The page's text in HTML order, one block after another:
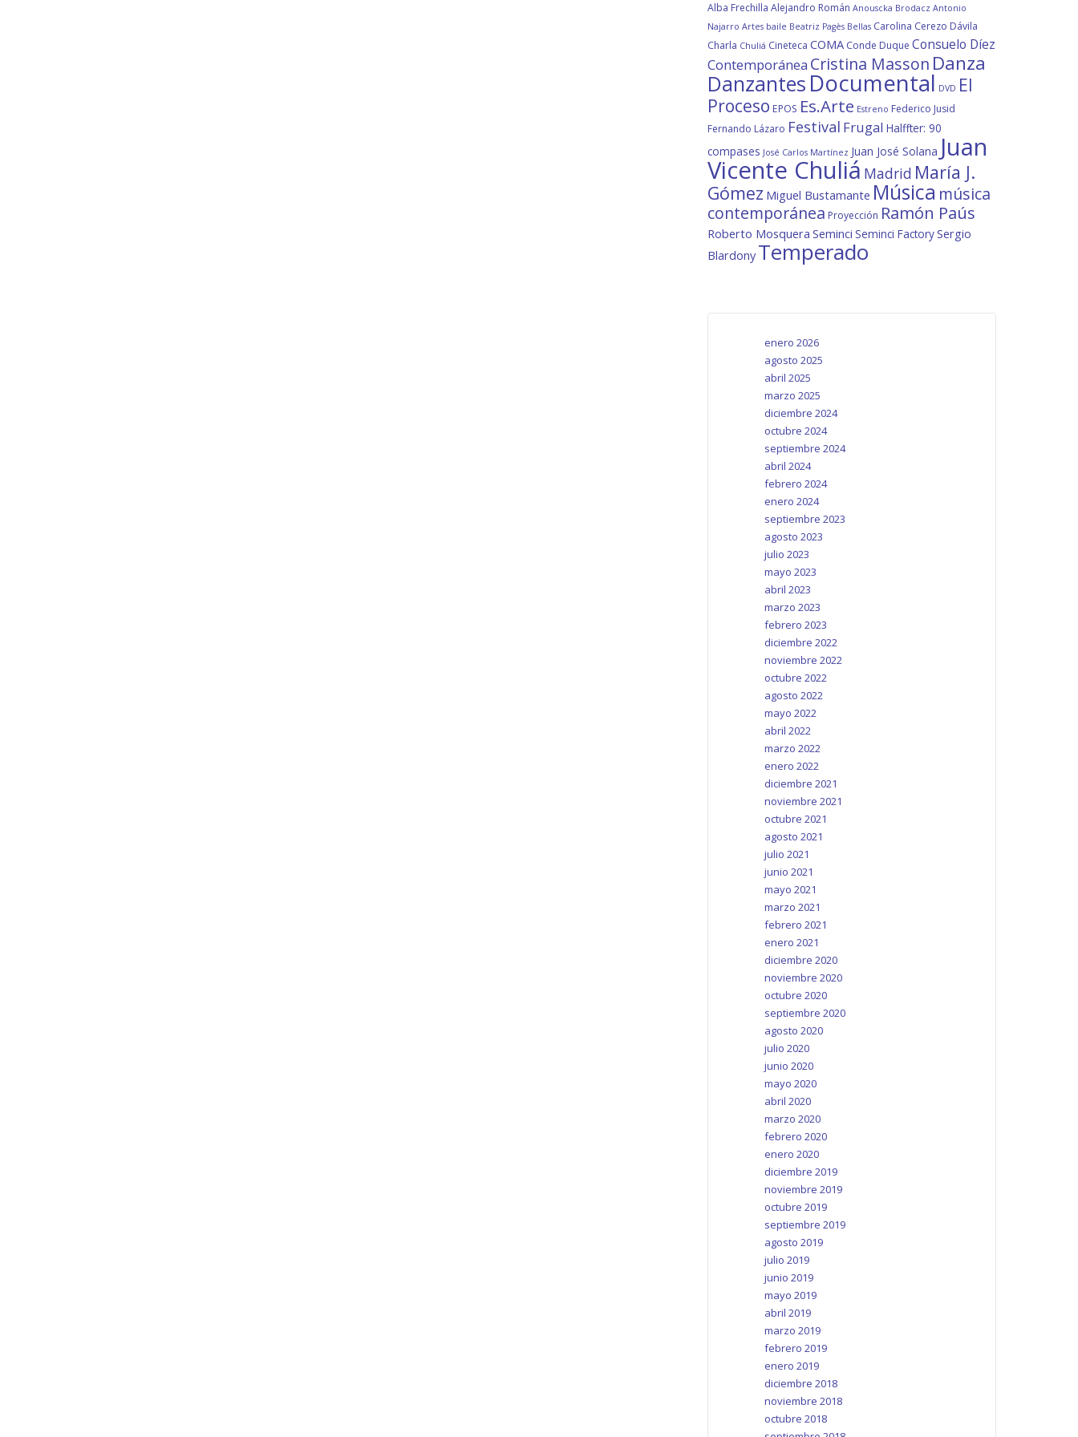
Alba Frechilla Alejandro Román Anouscka Brodacz Antonio
Najarro Artes baile Beatriz Pagès Bellas Carolina Cerezo Dávila
Charla Chuliá Cineteca COMA Conde Duque Consuelo Díez
Contemporánea Cristina Masson Danza
Danzantes Documental DVD El
Proceso EPOS Es.Arte Estreno Federico Jusid
Fernando Lázaro Festival Frugal Halffter: 90
compases José Carlos Martínez Juan José Solana Juan
Vicente Chuliá Madrid María J.
Gómez Miguel Bustamante Música música
contemporánea Proyección Ramón Paús
Roberto Mosquera Seminci Seminci FactorySergio
Blardony Temperado
enero 2026
agosto 2025
abril 2025
marzo 2025
diciembre 2024
octubre 2024
septiembre 2024
abril 2024
febrero 2024
enero 2024
septiembre 2023
agosto 2023
julio 2023
mayo 2023
abril 2023
marzo 2023
febrero 2023
diciembre 2022
noviembre 2022
octubre 2022
agosto 2022
mayo 2022
abril 2022
marzo 2022
enero 2022
diciembre 2021
noviembre 2021
octubre 2021
agosto 2021
julio 2021
junio 2021
mayo 2021
marzo 2021
febrero 2021
enero 2021
diciembre 2020
noviembre 2020
octubre 2020
septiembre 2020
agosto 2020
julio 2020
junio 2020
mayo 2020
abril 2020
marzo 2020
febrero 2020
enero 2020
diciembre 2019
noviembre 2019
octubre 2019
septiembre 2019
agosto 2019
julio 2019
junio 2019
mayo 2019
abril 2019
marzo 2019
febrero 2019
enero 2019
diciembre 2018
noviembre 2018
octubre 2018